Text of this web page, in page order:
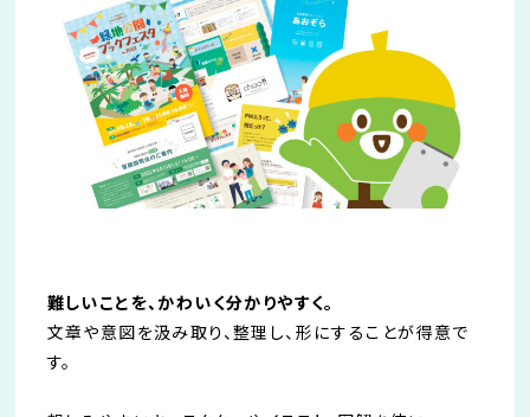
難しいことを、かわいく分かりやすく。
文章や意図を汲み取り、整理し、形にすることが得意で
す。